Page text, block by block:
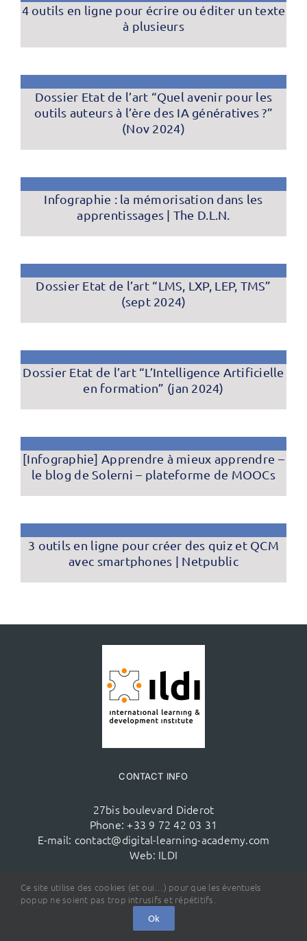
4 outils en ligne pour écrire ou éditer un texte
à plusieurs
Dossier Etat de l’art “Quel avenir pour les
outils auteurs à l’ère des IA génératives ?”
(Nov 2024)
Infographie : la mémorisation dans les
apprentissages | The D.L.N.
Dossier Etat de l’art “LMS, LXP, LEP, TMS”
(sept 2024)
Dossier Etat de l’art “L’Intelligence Artificielle
en formation” (jan 2024)
[Infographie] Apprendre à mieux apprendre –
le blog de Solerni – plateforme de MOOCs
3 outils en ligne pour créer des quiz et QCM
avec smartphones | Netpublic
CONTACT INFO
27bis boulevard Diderot
Phone: +33 9 72 42 03 31
E-mail: contact@digital-learning-academy.com
Web: ILDI
Recevez notre Newsletter tous les
vendredis à 16h,en moins de 5
Ce site utilise des cookies (et oui…) pour que les éventuels
popup ne soient pas trop intrusifs et répétitifs.
Ok